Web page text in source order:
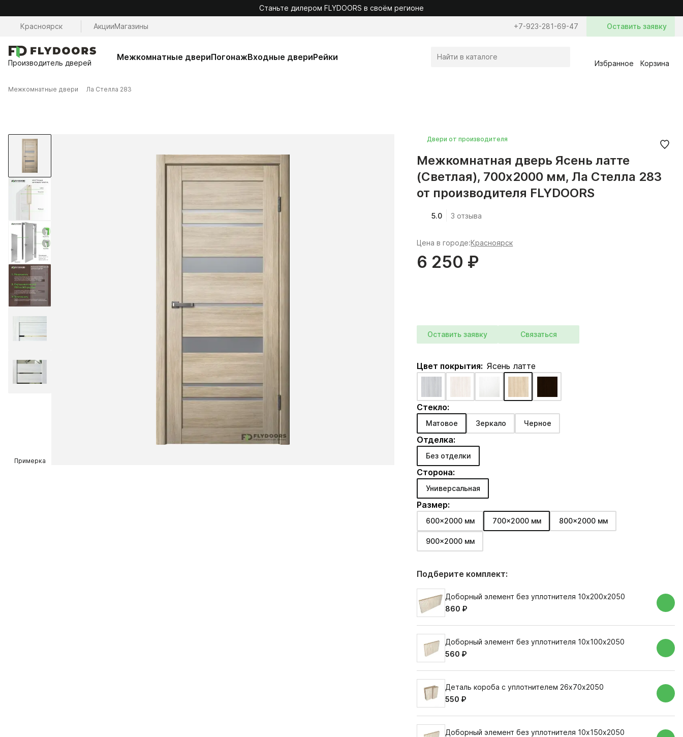
Станьте дилером FLYDOORS в своём регионе
Красноярск АкцииМагазины +7-923-281-69-47 Оставить заявку
Производитель дверей
Межкомнатные двериПогонажВходные двериРейки
Избранное Корзина
Межкомнатные двери Ла Стелла 283
Примерка
Двери от производителя
Межкомнатная дверь Ясень латте
(Светлая), 700x2000 мм, Ла Стелла 283
от производителя FLYDOORS
5.0 3 отзыва
Цена в городе:Красноярск
6 250 ₽
Оставить заявку Связаться
Цвет покрытия: Ясень латте
Стекло:
Матовое Зеркало Черное
Отделка:
Без отделки
Сторона:
Универсальная
Размер:
600x2000 мм 700x2000 мм 800x2000 мм
900x2000 мм
Подберите комплект:
Доборный элемент без уплотнителя 10х200х2050
860 ₽
Доборный элемент без уплотнителя 10х100х2050
560 ₽
Деталь короба с уплотнителем 26х70х2050
550 ₽
Доборный элемент без уплотнителя 10х150х2050